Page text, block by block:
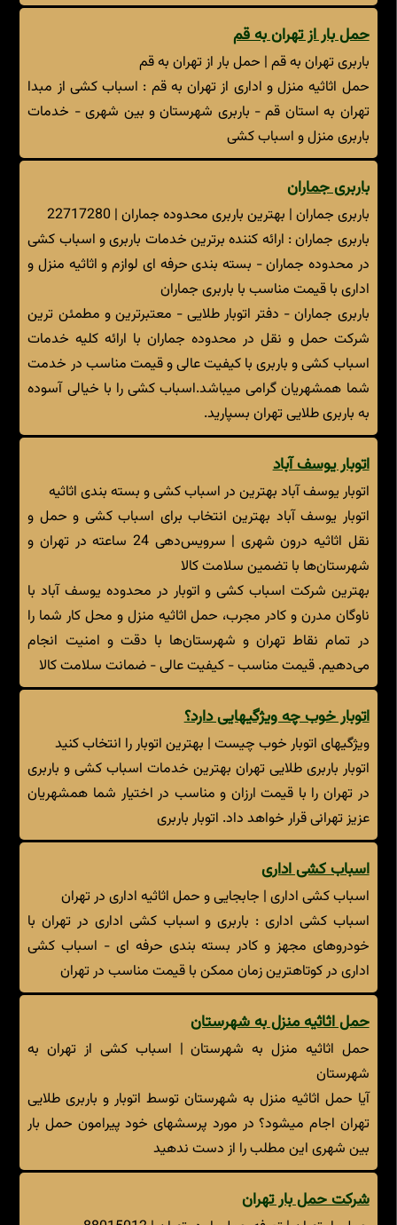
حمل بار از تهران به قم
باربری تهران به قم | حمل بار از تهران به قم
حمل اثاثیه منزل و اداری از تهران به قم : اسباب کشی از مبدا
تهران به استان قم - باربری شهرستان و بین شهری - خدمات
باربری منزل و اسباب کشی
باربری جماران
باربری جماران | بهترین باربری محدوده جماران | 22717280
باربری جماران : ارائه کننده برترین خدمات باربری و اسباب کشی
در محدوده جماران - بسته بندی حرفه ای لوازم و اثاثیه منزل و
اداری با قیمت مناسب با باربری جماران
باربری جماران - دفتر اتوبار طلایی - معتبرترین و مطمئن ترین
شرکت حمل و نقل در محدوده جماران با ارائه کلیه خدمات
اسباب کشی و باربری با کیفیت عالی و قیمت مناسب در خدمت
شما همشهریان گرامی میباشد.اسباب کشی را با خیالی آسوده
به باربری طلایی تهران بسپارید.
اتوبار یوسف آباد
اتوبار یوسف آباد بهترین در اسباب کشی و بسته بندی اثاثیه
اتوبار یوسف آباد بهترین انتخاب برای اسباب کشی و حمل و
نقل اثاثیه درون شهری | سرویس‌دهی 24 ساعته در تهران و
شهرستان‌ها با تضمین سلامت کالا
بهترین شرکت اسباب کشی و اتوبار در محدوده یوسف آباد با
ناوگان مدرن و کادر مجرب، حمل اثاثیه منزل و محل کار شما را
در تمام نقاط تهران و شهرستان‌ها با دقت و امنیت انجام
می‌دهیم. قیمت مناسب - کیفیت عالی - ضمانت سلامت کالا
اتوبار خوب چه ویژگیهایی دارد؟
ویژگیهای اتوبار خوب چیست | بهترین اتوبار را انتخاب کنید
اتوبار باربری طلایی تهران بهترین خدمات اسباب کشی و باربری
در تهران را با قیمت ارزان و مناسب در اختیار شما همشهریان
عزیز تهرانی قرار خواهد داد. اتوبار باربری
اسباب کشی اداری
اسباب کشی اداری | جابجایی و حمل اثاثیه اداری در تهران
اسباب کشی اداری : باربری و اسباب کشی اداری در تهران با
خودروهای مجهز و کادر بسته بندی حرفه ای - اسباب کشی
اداری در کوتاهترین زمان ممکن با قیمت مناسب در تهران
حمل اثاثیه منزل به شهرستان
حمل اثاثیه منزل به شهرستان | اسباب کشی از تهران به
شهرستان
آیا حمل اثاثیه منزل به شهرستان توسط اتوبار و باربری طلایی
تهران اجام میشود؟ در مورد پرسشهای خود پیرامون حمل بار
بین شهری این مطلب را از دست ندهید
شرکت حمل بار تهران